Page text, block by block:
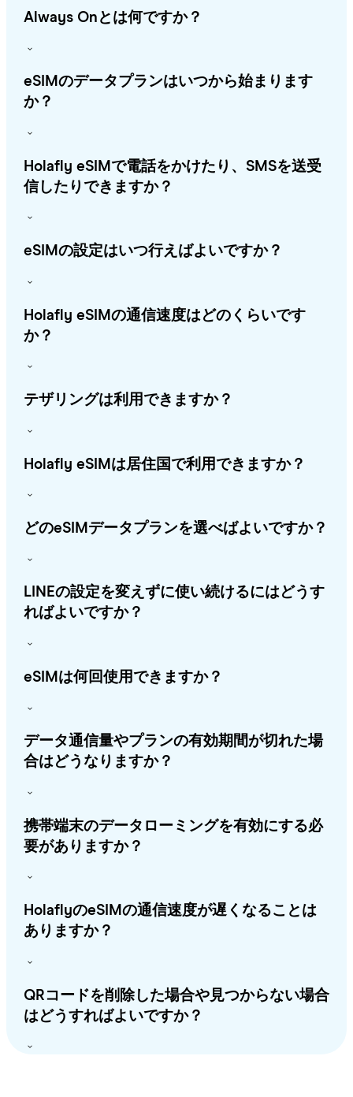
Always Onとは何ですか？
eSIMのデータプランはいつから始まります
か？
Holafly eSIMで電話をかけたり、SMSを送受
信したりできますか？
eSIMの設定はいつ行えばよいですか？
Holafly eSIMの通信速度はどのくらいです
か？
テザリングは利用できますか？
Holafly eSIMは居住国で利用できますか？
どのeSIMデータプランを選べばよいですか？
LINEの設定を変えずに使い続けるにはどうす
ればよいですか？
eSIMは何回使用できますか？
データ通信量やプランの有効期間が切れた場
合はどうなりますか？
携帯端末のデータローミングを有効にする必
要がありますか？
HolaflyのeSIMの通信速度が遅くなることは
ありますか？
QRコードを削除した場合や見つからない場合
はどうすればよいですか？